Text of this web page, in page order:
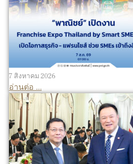
7 สิงหาคม 2026
อ่านต่อ ...